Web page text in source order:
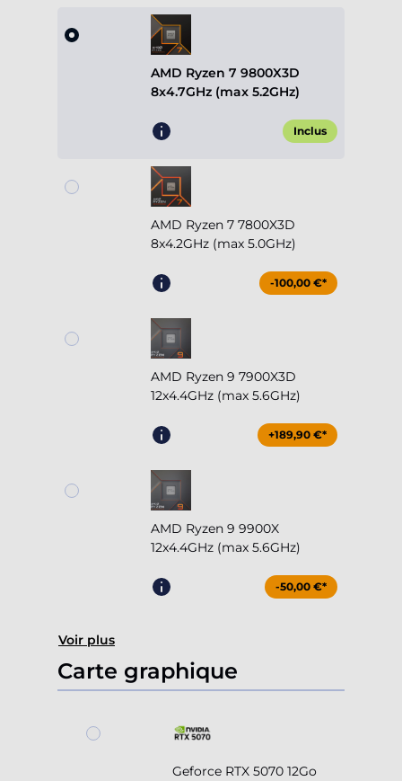
AMD Ryzen 7 9800X3D
8x4.7GHz (max 5.2GHz)
Inclus
AMD Ryzen 7 7800X3D
8x4.2GHz (max 5.0GHz)
-100,00 €*
AMD Ryzen 9 7900X3D
12x4.4GHz (max 5.6GHz)
+189,90 €*
AMD Ryzen 9 9900X
12x4.4GHz (max 5.6GHz)
-50,00 €*
Voir plus
Carte graphique
Geforce RTX 5070 12Go